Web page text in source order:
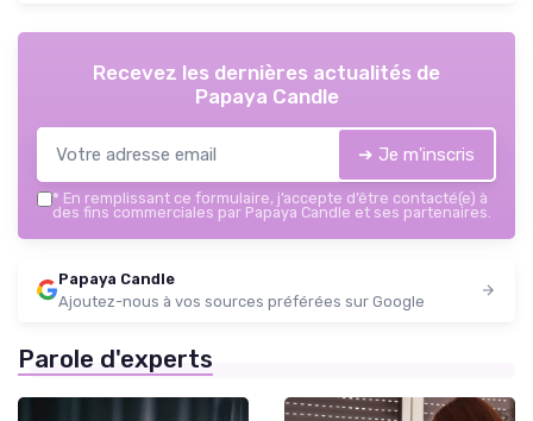
Recevez les dernières actualités de
Papaya Candle
➔ Je m'inscris
* En remplissant ce formulaire, j’accepte d’être contacté(e) à
des fins commerciales par Papaya Candle et ses partenaires.
Papaya Candle
Ajoutez-nous à vos sources préférées sur Google
Parole d'experts